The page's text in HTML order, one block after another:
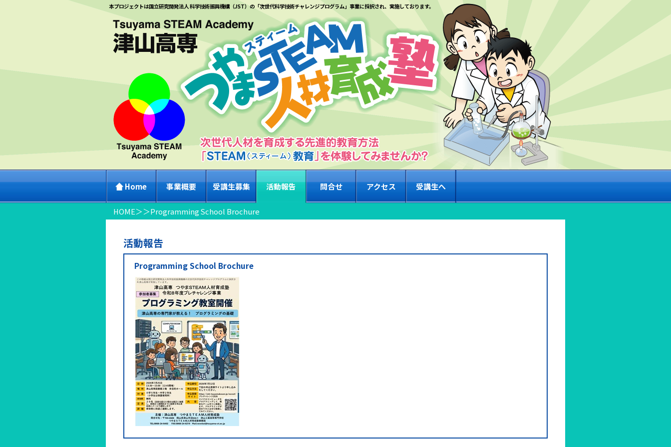
本プロジェクトは国立研究開発法人 科学技術振興機構（JST）の「次世代科学技術チャレンジプログラム」事業に採択され、実施しております。
Home 事業概要 受講生募集 活動報告 問合せ アクセス 受講生へ
HOME＞＞Programming School Brochure
活動報告
Programming School Brochure